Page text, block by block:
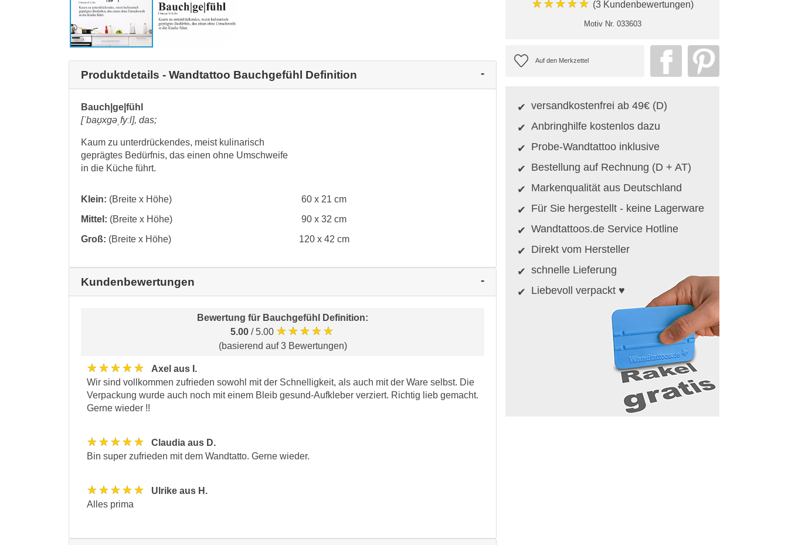
Produktdetails - Wandtattoo Bauchgefühl Definition
Bauch|ge|fühl
[ˈbaʊ̯xɡəˌfyːl], das;
Kaum zu unterdrückendes, meist kulinarisch
geprägtes Bedürfnis, das einen ohne Umschweife
in die Küche führt.
Klein: (Breite x Höhe)
60 x 21 cm
Mittel: (Breite x Höhe)
90 x 32 cm
Groß: (Breite x Höhe) 120 x 42 cm
Kundenbewertungen
Bewertung für Bauchgefühl Definition:
5.00 / 5.00 ★★★★★
(basierend auf 3 Bewertungen)
★★★★★
Axel aus I.
Wir sind vollkommen zufrieden sowohl mit der Schnelligkeit, als auch mit der Ware selbst. Die
Verpackung wurde auch noch mit einem Bleib gesund-Aufkleber verziert. Richtig lieb gemacht.
Gerne wieder !!
★★★★★
Claudia aus D.
Bin super zufrieden mit dem Wandtatto. Gerne wieder.
★★★★★
Ulrike aus H.
Alles prima
★★★★★ (3 Kundenbewertungen)
Motiv Nr. 033603
versandkostenfrei ab 49€ (D)
Anbringhilfe kostenlos dazu
Probe-Wandtattoo inklusive
Bestellung auf Rechnung (D + AT)
Markenqualität aus Deutschland
Für Sie hergestellt - keine Lagerware
Wandtattoos.de Service Hotline
Direkt vom Hersteller
schnelle Lieferung
Liebevoll verpackt ♥